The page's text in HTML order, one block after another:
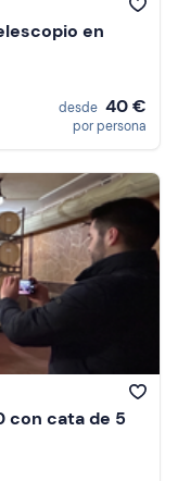
en
desde 40 €
por persona
con cata de 5